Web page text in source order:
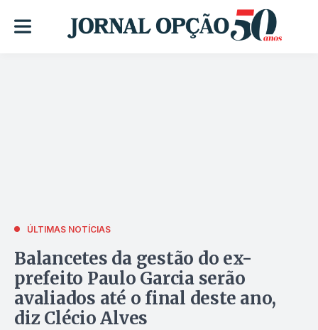
ÚLTIMAS NOTÍCIAS
Balancetes da gestão do ex-
prefeito Paulo Garcia serão
avaliados até o final deste ano,
diz Clécio Alves